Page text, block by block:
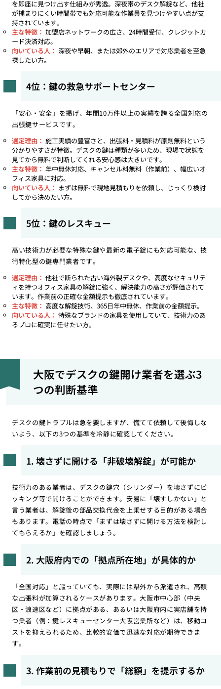
を即座に見つけ出す仕組みが秀逸。深夜帯のデスク解錠など、他社
が捕まりにくい時間帯でも対応可能な作業員を見つけやすい点が支
持されています。
主な特徴： 加盟店ネットワークの広さ、24時間受付、クレジットカ
ード決済対応。
向いている人： 深夜や早朝、または郊外のエリアで対応業者を至急
探したい方。
4位：鍵の救急サポートセンター
「安心・安全」を掲げ、年間10万件以上の実績を誇る全国対応の
出張鍵サービスです。
選定理由： 施工実績の豊富さと、出張料・見積料が原則無料という
分かりやすさが特徴。デスクの鍵は種類が多いため、現場で状態を
見てから無料で判断してくれる安心感は大きいです。
主な特徴： 年中無休対応、キャンセル料無料（作業前）、幅広いオ
フィス家具に対応。
向いている人： まずは無料で現地見積もりを依頼し、じっくり検討
してから決めたい方。
5位：鍵のレスキュー
高い技術力が必要な特殊な鍵や最新の電子錠にも対応可能な、技
術特化型の鍵専門業者です。
選定理由： 他社で断られた古い海外製デスクや、高度なセキュリテ
ィを持つオフィス家具の解錠に強く、解決能力の高さが評価されて
います。作業前の正確な金額提示も徹底されています。
主な特徴： 高度な解錠技術、365日年中無休、作業前の金額提示。
向いている人： 特殊なブランドの家具を使用していて、技術力のあ
るプロに確実に任せたい方。
大阪でデスクの鍵開け業者を選ぶ3
つの判断基準
デスクの鍵トラブルは急を要しますが、慌てて依頼して後悔しな
いよう、以下の3つの基準を冷静に確認してください。
1. 壊さずに開ける「非破壊解錠」が可能か
技術力のある業者は、デスクの鍵穴（シリンダー）を壊さずにピ
ッキング等で開けることができます。安易に「壊すしかない」と
言う業者は、解錠後の部品交換代金を上乗せする目的がある場合
もあります。電話の時点で「まずは壊さずに開ける方法を検討し
てもらえるか」を確認しましょう。
2. 大阪府内での「拠点所在地」が具体的か
「全国対応」と謳っていても、実際には県外から派遣され、高額
な出張料が加算されるケースがあります。大阪市中心部（中央
区・浪速区など）に拠点がある、あるいは大阪府内に実店舗を持
つ業者（例：鍵レスキューセンター大阪営業所など）は、移動コ
ストを抑えられるため、比較的安価で迅速な対応が期待できま
す。
3. 作業前の見積もりで「総額」を提示するか